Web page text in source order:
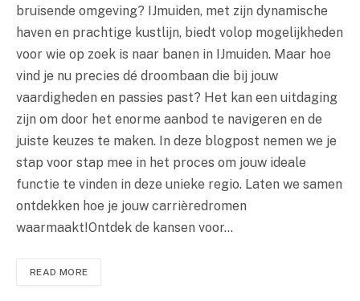
bruisende omgeving? IJmuiden, met zijn dynamische
haven en prachtige kustlijn, biedt volop mogelijkheden
voor wie op zoek is naar banen in IJmuiden. Maar hoe
vind je nu precies dé droombaan die bij jouw
vaardigheden en passies past? Het kan een uitdaging
zijn om door het enorme aanbod te navigeren en de
juiste keuzes te maken. In deze blogpost nemen we je
stap voor stap mee in het proces om jouw ideale
functie te vinden in deze unieke regio. Laten we samen
ontdekken hoe je jouw carrièredromen
waarmaakt!Ontdek de kansen voor…
READ MORE